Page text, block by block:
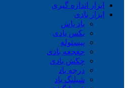
ابزار اندازه گیری
ابزار بادی
باد پاش
بکس بادی
پیستوله
جغجغه بادی
چکش بادی
درجه باد
شیلنگ باد